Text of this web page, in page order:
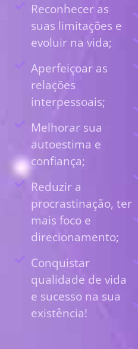
Reconhecer as
suas limitações e
evoluir na vida;
Aperfeiçoar as
relações
interpessoais;
Melhorar sua
autoestima e
confiança;
Reduzir a
procrastinação, ter
mais foco e
direcionamento;
Conquistar
qualidade de vida
e sucesso na sua
existência!